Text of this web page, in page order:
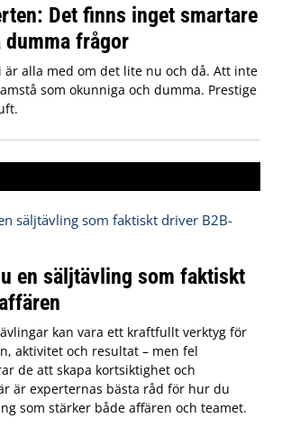
Det finns inget smartare
frågor
är alla med om det lite nu och då. Att inte
som okunniga och dumma. Prestige
en säljtävling som faktiskt
kan vara ett kraftfullt verktyg för
aktivitet och resultat – men fel
de att skapa kortsiktighet och
är experternas bästa råd för hur du
som stärker både affären och teamet.